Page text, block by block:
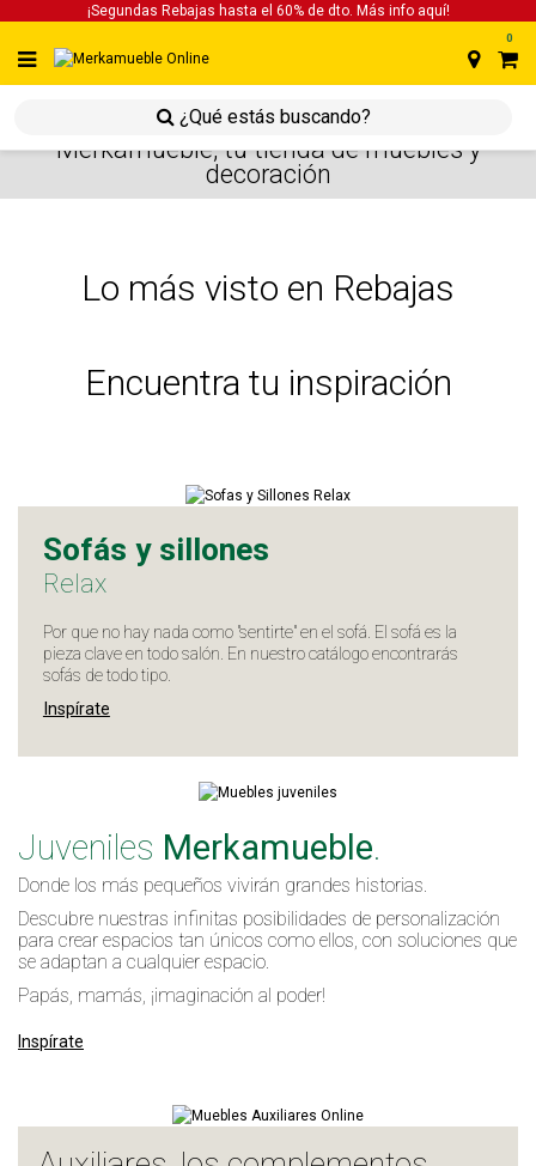
¡Segundas Rebajas hasta el 60% de dto. Más info aquí!
0
Merkamueble, tu tienda de muebles y
decoración
Lo más visto en Rebajas
Encuentra tu inspiración
Sofás y sillones
Relax
Por que no hay nada como "sentirte" en el sofá. El sofá es la
pieza clave en todo salón. En nuestro catálogo encontrarás
sofás de todo tipo.
Inspírate
Juveniles Merkamueble.
Donde los más pequeños vivirán grandes historias.
Descubre nuestras infinitas posibilidades de personalización
para crear espacios tan únicos como ellos, con soluciones que
se adaptan a cualquier espacio.
Papás, mamás, ¡imaginación al poder!
Inspírate